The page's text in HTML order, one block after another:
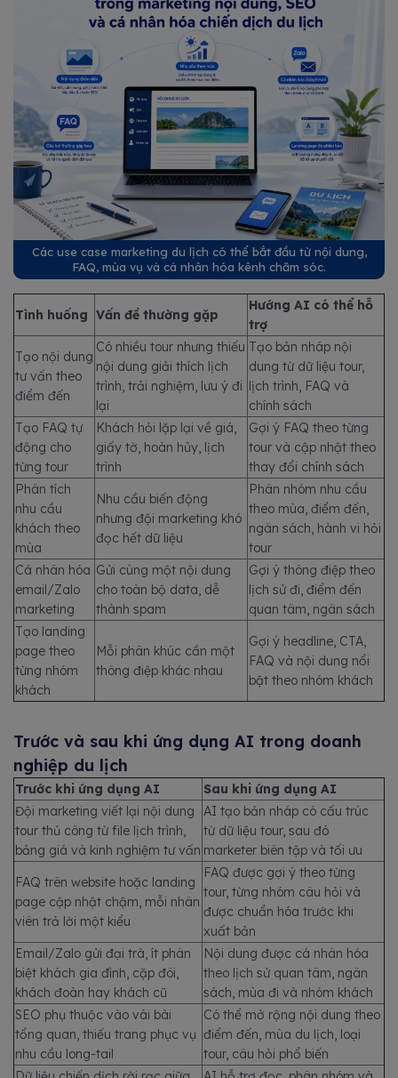
Các use case marketing du lịch có thể bắt đầu từ nội dung,
FAQ, mùa vụ và cá nhân hóa kênh chăm sóc.
Tình huống Vấn đề thường gặp
Hướng AI có thể hỗ
trợ
Tạo nội dung
tư vấn theo
điểm đến
Có nhiều tour nhưng thiếu
nội dung giải thích lịch
trình, trải nghiệm, lưu ý đi
lại
Tạo bản nháp nội
dung từ dữ liệu tour,
lịch trình, FAQ và
chính sách
Tạo FAQ tự
động cho
từng tour
Khách hỏi lặp lại về giá,
giấy tờ, hoàn hủy, lịch
trình
Gợi ý FAQ theo từng
tour và cập nhật theo
thay đổi chính sách
Phân tích
nhu cầu
khách theo
mùa
Nhu cầu biến động
nhưng đội marketing khó
đọc hết dữ liệu
Phân nhóm nhu cầu
theo mùa, điểm đến,
ngân sách, hành vi hỏi
tour
Cá nhân hóa
email/Zalo
marketing
Gửi cùng một nội dung
cho toàn bộ data, dễ
thành spam
Gợi ý thông điệp theo
lịch sử đi, điểm đến
quan tâm, ngân sách
Tạo landing
page theo
từng nhóm
khách
Mỗi phân khúc cần một
thông điệp khác nhau
Gợi ý headline, CTA,
FAQ và nội dung nổi
bật theo nhóm khách
Trước và sau khi ứng dụng AI trong doanh
nghiệp du lịch
Trước khi ứng dụng AI
Sau khi ứng dụng AI
Đội marketing viết lại nội dung
tour thủ công từ file lịch trình,
bảng giá và kinh nghiệm tư vấn
AI tạo bản nháp có cấu trúc
từ dữ liệu tour, sau đó
marketer biên tập và tối ưu
FAQ trên website hoặc landing
page cập nhật chậm, mỗi nhân
viên trả lời một kiểu
FAQ được gợi ý theo từng
tour, từng nhóm câu hỏi và
được chuẩn hóa trước khi
xuất bản
Email/Zalo gửi đại trà, ít phân
biệt khách gia đình, cặp đôi,
khách đoàn hay khách cũ
Nội dung được cá nhân hóa
theo lịch sử quan tâm, ngân
sách, mùa đi và nhóm khách
SEO phụ thuộc vào vài bài
tổng quan, thiếu trang phục vụ
nhu cầu long-tail
Có thể mở rộng nội dung theo
điểm đến, mùa du lịch, loại
tour, câu hỏi phổ biến